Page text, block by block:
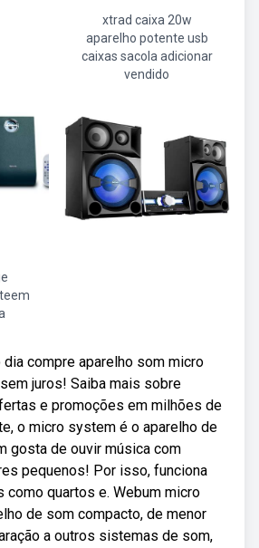
xtrad caixa 20w
aparelho potente usb
caixas sacola adicionar
vendido
compre aparelho som micro
juros! Saiba mais sobre
e promoções em milhões de
o micro system é o aparelho de
gosta de ouvir música com
pequenos! Por isso, funciona
como quartos e. Webum micro
de som compacto, de menor
a outros sistemas de som,